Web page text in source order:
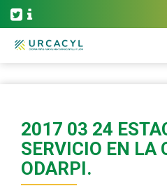
2017 03 24
SERVICIO EN LA
ODARPI.